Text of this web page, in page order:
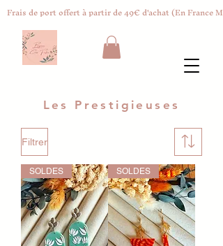
Frais de port offert à partir de 49€ d'achat (En France
Les Prestigieuses
Filtrer
SOLDES SOLDES